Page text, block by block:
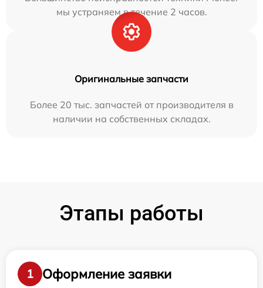
мы устраняем в течение 2 часов.
Оригинальные запчасти
Более 20 тыс. запчастей от производителя в
наличии на собственных складах.
Этапы работы
1
Оформление заявки